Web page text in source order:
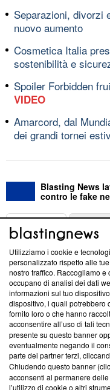
Separazioni, divorzi
nuovo aumento
Cosmetica Italia
sostenibilità e
Spoiler Forbidden
VIDEO
Amarcord, dal
dei grandi tornei
Blasting News
contro le fake
ABOUT
Questa sezione offre
News, sui nostri
creare news di qualità.
‘Trust Project - News
ancora membro del
parte; Trust Project non
conformità agli standard.
Su di noi
Team editoriale
Utilizziamo i cookie e
personalizzato rispetto alle
nostro traffico. Raccogliamo
occupano di analisi dei dati
informazioni sul tuo
dispositivo, i quali potrebbero
fornito loro o che hanno
acconsentire all’uso di tali
presente su questo banner
eventualmente negando il
parte dei partner terzi,
Chiudendo questo banner
acconsenti al permanere
l’utilizzo di cookie o altri